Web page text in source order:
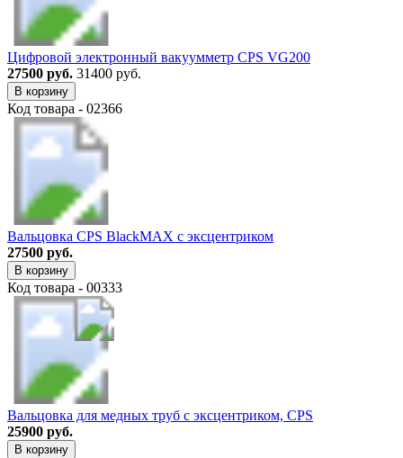
Цифровой электронный вакуумметр CPS VG200
27500 руб. 31400 руб.
В корзину
Код товара - 02366
Вальцовка CPS BlackMAX с эксцентриком
27500 руб.
В корзину
Код товара - 00333
Вальцовка для медных труб с эксцентриком, CPS
25900 руб.
В корзину